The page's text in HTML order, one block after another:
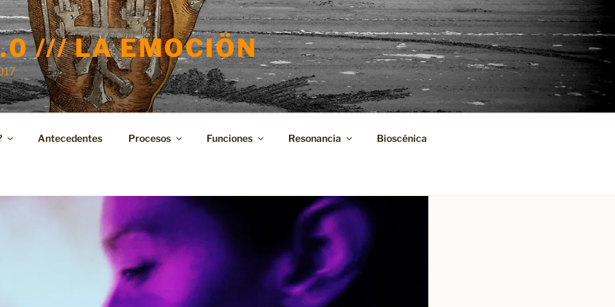
/// LA EMOCIÖN
Antecedentes Procesos Funciones Resonancia Bioscénica